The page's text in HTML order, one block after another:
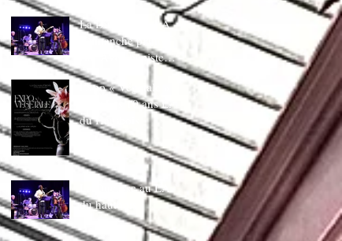
La Ducasse au LA
:Dimanche piano
Bar AVec bapiste
coppens
Expo « Végetale »
pour Les 10 ans LA
du Hautbois
La Ducasse au LA
du hautbois